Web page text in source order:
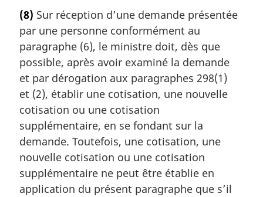
t
e
m
a
r
g
i
n
a
e
:
(8) Sur réception d’une demande présentée
par une personne conformément au
paragraphe (6), le ministre doit, dès que
possible, après avoir examiné la demande
et par dérogation aux paragraphes 298(1)
et (2), établir une cotisation, une nouvelle
cotisation ou une cotisation
supplémentaire, en se fondant sur la
demande. Toutefois, une cotisation, une
nouvelle cotisation ou une cotisation
supplémentaire ne peut être établie en
application du présent paragraphe que s’il